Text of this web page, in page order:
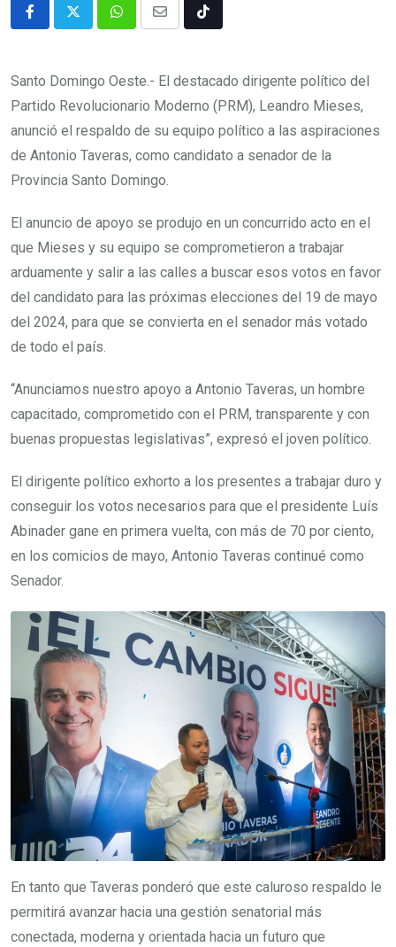
Santo Domingo Oeste.- El destacado dirigente político del
Partido Revolucionario Moderno (PRM), Leandro Mieses,
anunció el respaldo de su equipo político a las aspiraciones
de Antonio Taveras, como candidato a senador de la
Provincia Santo Domingo.
El anuncio de apoyo se produjo en un concurrido acto en el
que Mieses y su equipo se comprometieron a trabajar
arduamente y salir a las calles a buscar esos votos en favor
del candidato para las próximas elecciones del 19 de mayo
del 2024, para que se convierta en el senador más votado
de todo el país.
“Anunciamos nuestro apoyo a Antonio Taveras, un hombre
capacitado, comprometido con el PRM, transparente y con
buenas propuestas legislativas”, expresó el joven político.
El dirigente político exhorto a los presentes a trabajar duro y
conseguir los votos necesarios para que el presidente Luís
Abinader gane en primera vuelta, con más de 70 por ciento,
en los comicios de mayo, Antonio Taveras continué como
Senador.
En tanto que Taveras ponderó que este caluroso respaldo le
permitirá avanzar hacia una gestión senatorial más
conectada, moderna y orientada hacia un futuro que